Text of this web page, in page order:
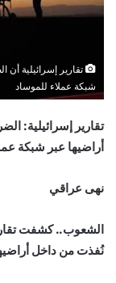
تقارير إسرائيلية أن
شبكة عملاء للموساد
تقارير إسرائيلية:
أراضيها عبر شبكة
نهى عراقي
الشعوب.. كشفت
نُفذت من داخل